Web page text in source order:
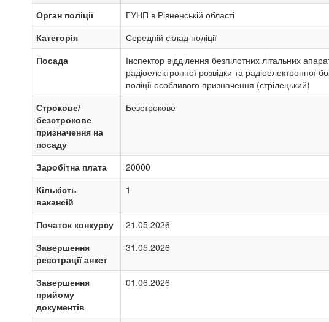
Орган поліції
ГУНП в Рівненській області
Категорія
Середній склад поліції
Посада
Інспектор відділення безпілотних літальних
радіоелектронної розвідки та радіоелектронної
поліції особливого призначення (стрілецький)
Строкове/
безстрокове
призначення на
посаду
Безстрокове
Заробітна плата
20000
Кількість
вакансій
1
Початок конкурсу
21.05.2026
Завершення
реєстрації анкет
31.05.2026
Завершення
прийому
документів
01.06.2026